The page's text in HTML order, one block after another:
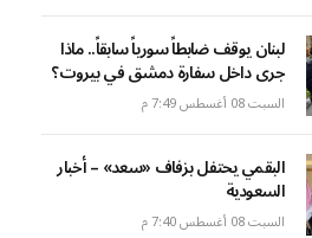
لبنان يوقف ضابطاً سورياً سابقاً.. ماذا
جرى داخل سفارة دمشق في بيروت؟
السبت 08 أغسطس 7:49 م
البقمي يحتفل بزفاف «سعد» – أخبار
السعودية
السبت 08 أغسطس 7:40 م